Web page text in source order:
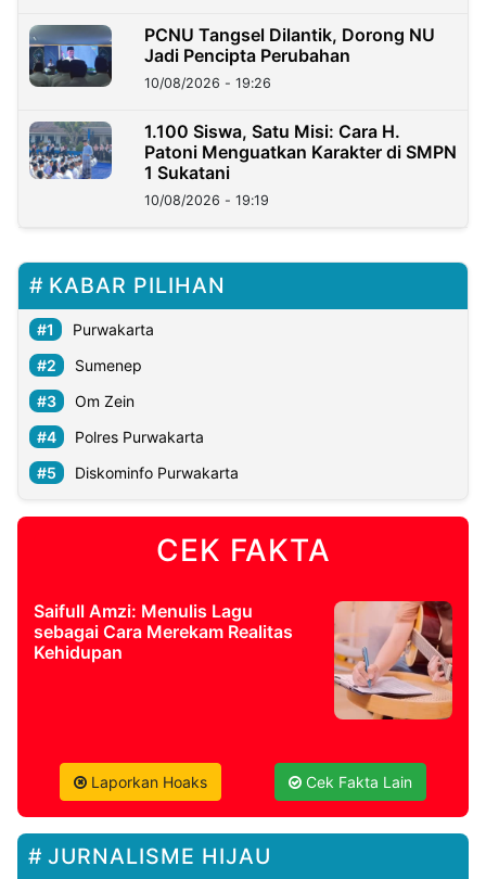
PCNU Tangsel Dilantik, Dorong NU
Jadi Pencipta Perubahan
10/08/2026 - 19:26
1.100 Siswa, Satu Misi: Cara H.
Patoni Menguatkan Karakter di SMPN
1 Sukatani
10/08/2026 - 19:19
KABAR PILIHAN
Purwakarta
Sumenep
Om Zein
Polres Purwakarta
Diskominfo Purwakarta
CEK FAKTA
Saifull Amzi: Menulis Lagu
sebagai Cara Merekam Realitas
Kehidupan
Laporkan Hoaks Cek Fakta Lain
JURNALISME HIJAU